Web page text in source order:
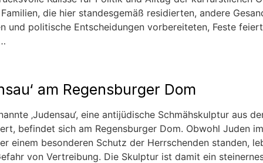
die hier standesgemäß residierten, andere
und politische Entscheidungen vorbereiteten, Feste
am Regensburger Dom
‚Judensau‘, eine antijüdische Schmähskulptur aus
befindet sich am Regensburger Dom. Obwohl Juden
einem besonderen Schutz der Herrschenden standen,
von Vertreibung. Die Skulptur ist damit ein